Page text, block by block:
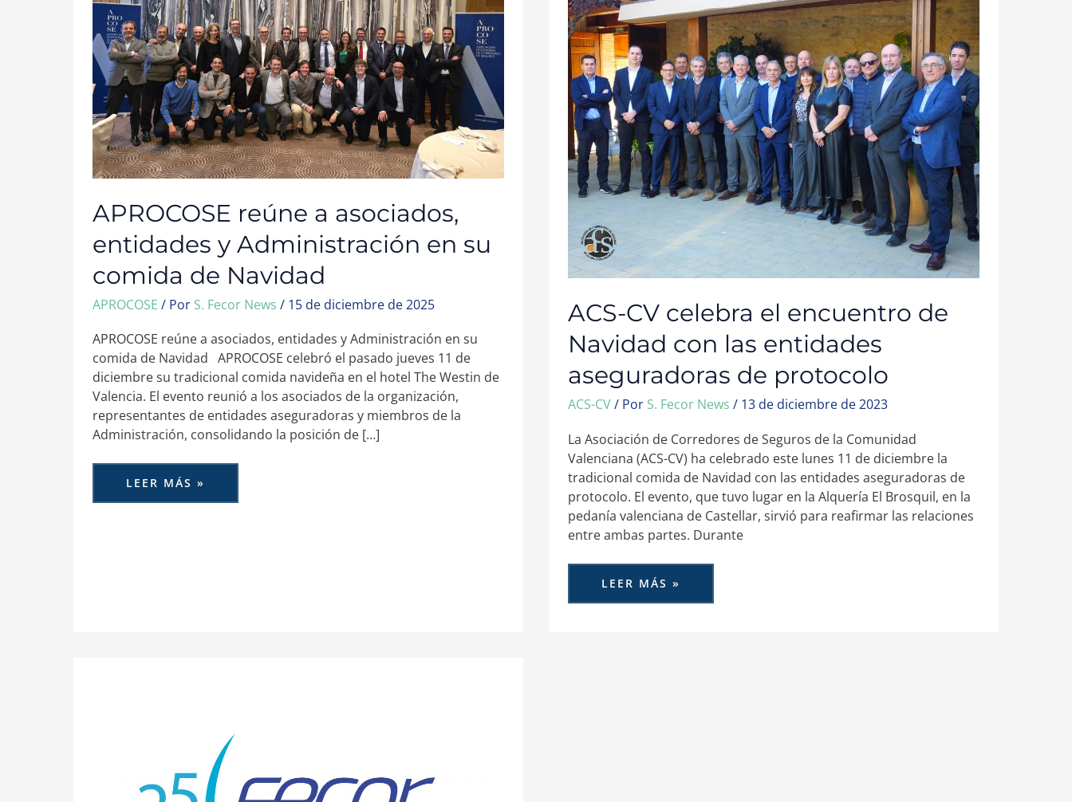
APROCOSE reúne a asociados,
entidades y Administración en su
comida de Navidad
APROCOSE / Por S. Fecor News / 15 de diciembre de 2025
APROCOSE reúne a asociados, entidades y Administración en su
comida de Navidad APROCOSE celebró el pasado jueves 11 de
diciembre su tradicional comida navideña en el hotel The Westin de
Valencia. El evento reunió a los asociados de la organización,
representantes de entidades aseguradoras y miembros de la
Administración, consolidando la posición de […]
ASOCIADOS,
ENTIDADES
Y
ADMINISTRACIÓN
EN
SU
COMIDA
DE
NAVIDAD
LEER MÁS »
ACS-CV celebra el encuentro de
Navidad con las entidades
aseguradoras de protocolo
ACS-CV/ Por S. Fecor News / 13 de diciembre de 2023
La Asociación de Corredores de Seguros de la Comunidad
Valenciana (ACS-CV) ha celebrado este lunes 11 de diciembre la
tradicional comida de Navidad con las entidades aseguradoras de
protocolo. El evento, que tuvo lugar en la Alquería El Brosquil, en la
pedanía valenciana de Castellar, sirvió para reafirmar las relaciones
entre ambas partes. Durante
EL
ENCUENTRO
DE
NAVIDAD
CON
LAS
ENTIDADES
ASEGURADORAS
DE
PROTOCOLO
LEER MÁS »